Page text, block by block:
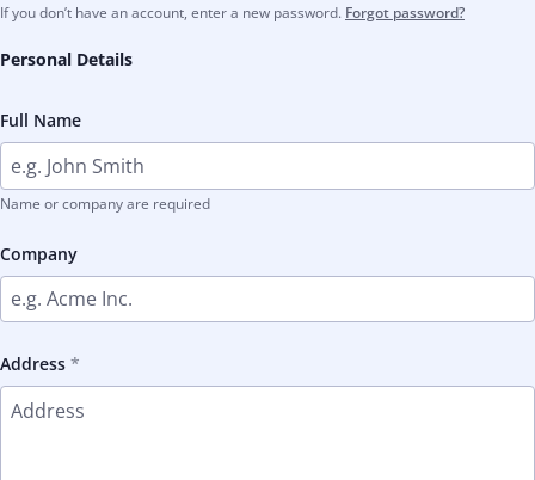
If you don’t have an account, enter a new password. Forgot password?
Personal Details
Full Name
Name or company are required
Company
Address